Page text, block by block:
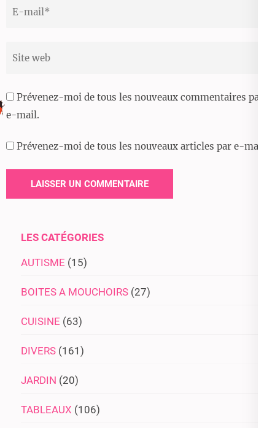
Prévenez-moi de tous les nouveaux commentaires par
e-mail.
Prévenez-moi de tous les nouveaux articles par e-mail.
LES CATÉGORIES
AUTISME (15)
BOITES A MOUCHOIRS (27)
CUISINE (63)
DIVERS (161)
JARDIN (20)
TABLEAUX (106)